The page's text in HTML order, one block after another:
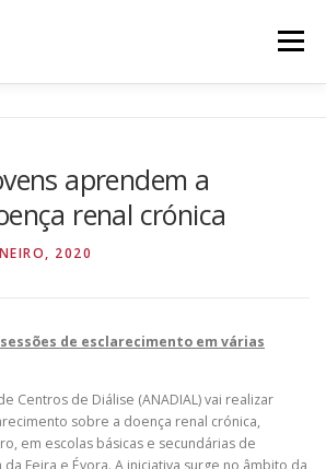
Menu
INICIATIVAS
aprendem a
renal crónica
2020
de esclarecimento em várias
Centros de Diálise (ANADIAL) vai realizar
sobre a doença renal crónica,
em escolas básicas e secundárias de